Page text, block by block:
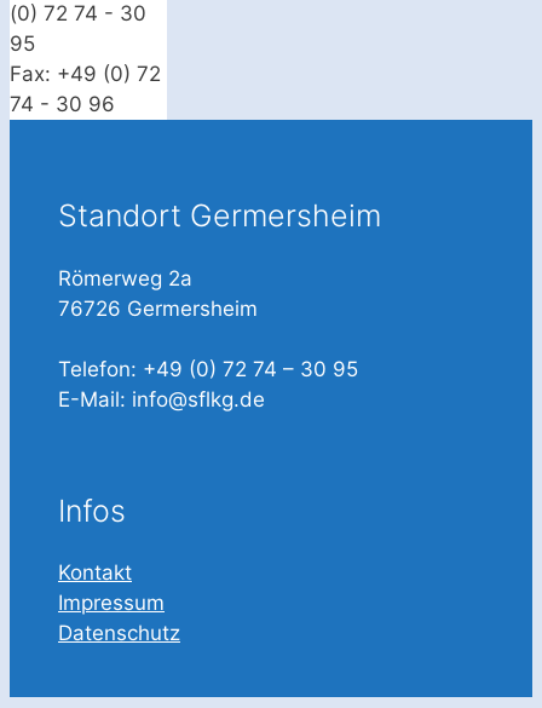
(0) 72 74 - 30
95
Fax: +49 (0) 72
74 - 30 96
Standort Germersheim
Römerweg 2a
76726 Germersheim
Telefon: +49 (0) 72 74 – 30 95
E-Mail: info@sflkg.de
Infos
Kontakt
Impressum
Datenschutz